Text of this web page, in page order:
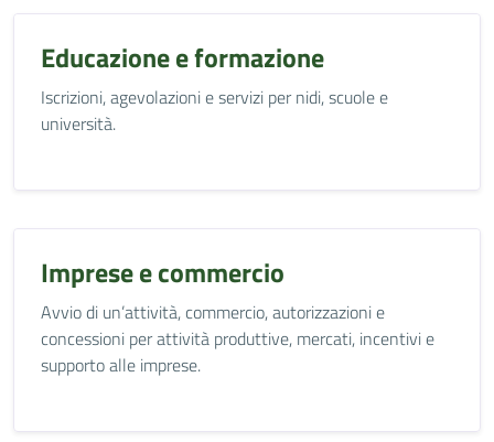
Educazione e formazione
Iscrizioni, agevolazioni e servizi per nidi, scuole e
università.
Imprese e commercio
Avvio di un’attività, commercio, autorizzazioni e
concessioni per attività produttive, mercati, incentivi e
supporto alle imprese.